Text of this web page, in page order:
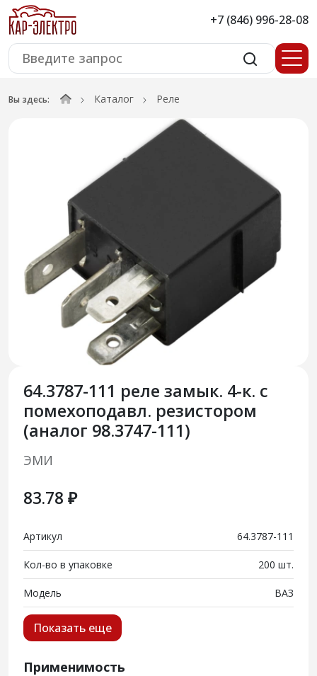
+7 (846) 996-28-08
Вы здесь: Каталог Реле
64.3787-111 реле замык. 4-к. с
помехоподавл. резистором
(аналог 98.3747-111)
ЭМИ
83.78 ₽
Артикул 64.3787-111
Кол-во в упаковке 200 шт.
Модель ВАЗ
Показать еще
Применимость